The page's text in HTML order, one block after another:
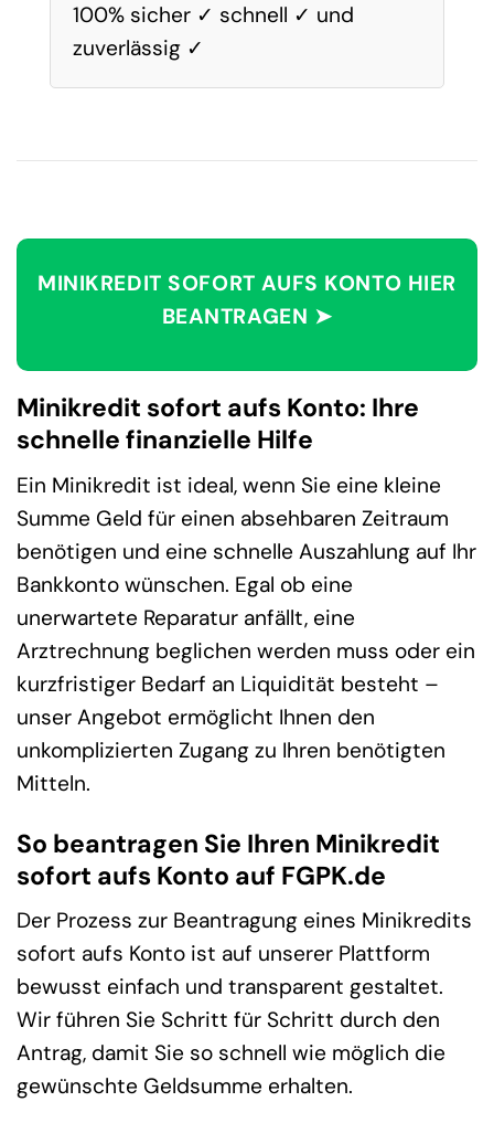
100% sicher ✓ schnell ✓ und
zuverlässig ✓
MINIKREDIT SOFORT AUFS KONTO HIER
BEANTRAGEN ➤
Minikredit sofort aufs Konto: Ihre
schnelle finanzielle Hilfe
Ein Minikredit ist ideal, wenn Sie eine kleine
Summe Geld für einen absehbaren Zeitraum
benötigen und eine schnelle Auszahlung auf Ihr
Bankkonto wünschen. Egal ob eine
unerwartete Reparatur anfällt, eine
Arztrechnung beglichen werden muss oder ein
kurzfristiger Bedarf an Liquidität besteht –
unser Angebot ermöglicht Ihnen den
unkomplizierten Zugang zu Ihren benötigten
Mitteln.
So beantragen Sie Ihren Minikredit
sofort aufs Konto auf FGPK.de
Der Prozess zur Beantragung eines Minikredits
sofort aufs Konto ist auf unserer Plattform
bewusst einfach und transparent gestaltet.
Wir führen Sie Schritt für Schritt durch den
Antrag, damit Sie so schnell wie möglich die
gewünschte Geldsumme erhalten.